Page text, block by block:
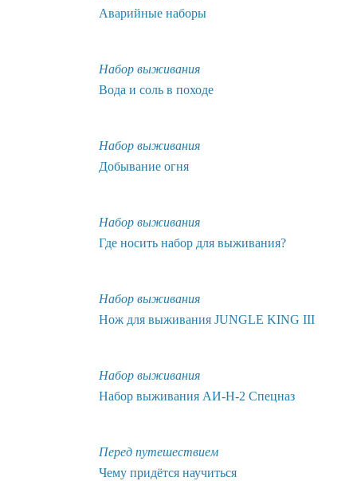
Аварийные наборы
Набор выживания
Вода и соль в походе
Набор выживания
Добывание огня
Набор выживания
Где носить набор для выживания?
Набор выживания
Нож для выживания JUNGLE KING III
Набор выживания
Набор выживания АИ-Н-2 Спецназ
Перед путешествием
Чему придётся научиться